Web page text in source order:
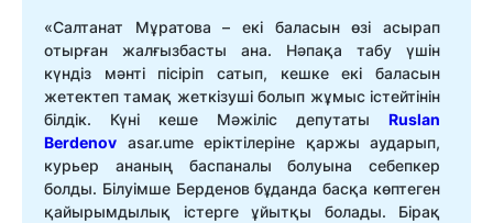
«Салтанат Мұратова – екі баласын өзі асырап
отырған жалғызбасты ана. Нәпақа табу үшін
күндіз мәнті пісіріп сатып, кешке екі баласын
жетектеп тамақ жеткізуші болып жұмыс істейтінін
білдік. Күні кеше Мәжіліс депутаты Ruslan
Berdenov asar.ume еріктілеріне қаржы аударып,
курьер ананың баспаналы болуына себепкер
болды. Білуімше Берденов бұданда басқа көптеген
қайырымдылық істерге ұйытқы болады. Бірақ